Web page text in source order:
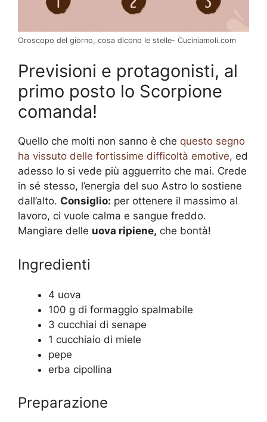
Oroscopo del giorno, cosa dicono le stelle- Cuciniamoli.com
Previsioni e protagonisti, al
primo posto lo Scorpione
comanda!
Quello che molti non sanno è che questo segno
ha vissuto delle fortissime difficoltà emotive, ed
adesso lo si vede più agguerrito che mai. Crede
in sé stesso, l’energia del suo Astro lo sostiene
dall’alto. Consiglio: per ottenere il massimo al
lavoro, ci vuole calma e sangue freddo.
Mangiare delle uova ripiene, che bontà!
Ingredienti
4 uova
100 g di formaggio spalmabile
3 cucchiai di senape
1 cucchiaio di miele
pepe
erba cipollina
Preparazione